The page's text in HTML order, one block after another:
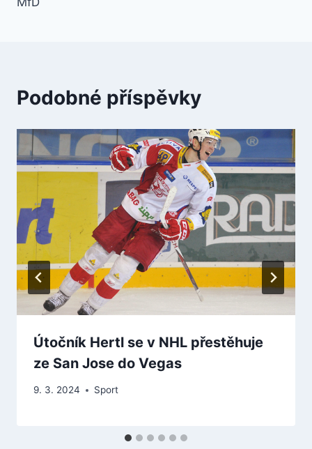
Podobné příspěvky
Útočník Hertl se v NHL přestěhuje
ze San Jose do Vegas
9. 3. 2024 Sport